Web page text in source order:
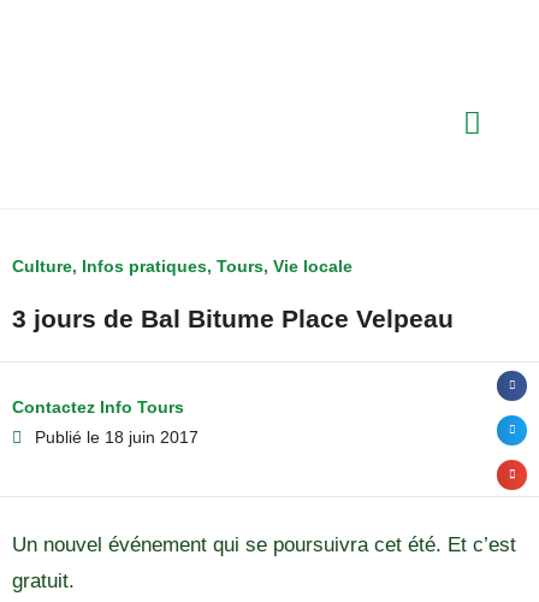
Culture, Infos pratiques, Tours, Vie locale
3 jours de Bal Bitume Place Velpeau
Contactez Info Tours
Publié le 18 juin 2017
Un nouvel événement qui se poursuivra cet été. Et c’est
gratuit.